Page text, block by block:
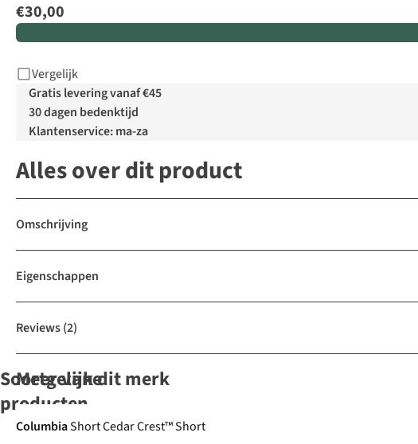
€30,00
Vergelijk
Gratis levering vanaf €45
30 dagen bedenktijd
Klantenservice: ma-za
Alles over dit product
Omschrijving
Eigenschappen
Reviews(2)
Soortgelijke
producten
Meer van dit merk
ColumbiaShort Cedar Crest™ Short